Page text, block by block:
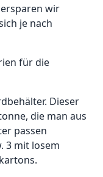
wir
je nach
für die
Dieser
die man aus
passen
3 mit losem